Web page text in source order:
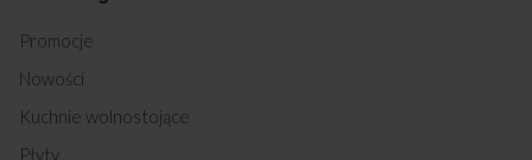
Promocje
Nowości
Kuchnie wolnostojące
Płyty